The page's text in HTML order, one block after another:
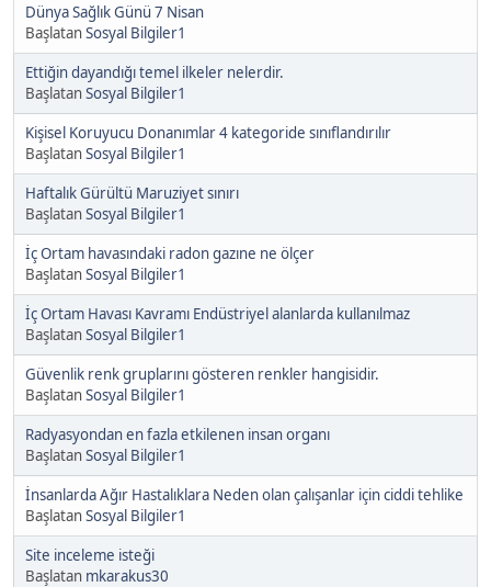
Dünya Sağlık Günü 7 Nisan
BaşlatanSosyal Bilgiler1
Ettiğin dayandığı temel ilkeler nelerdir.
BaşlatanSosyal Bilgiler1
Kişisel Koruyucu Donanımlar 4 kategoride sınıflandırılır
BaşlatanSosyal Bilgiler1
Haftalık Gürültü Maruziyet sınırı
BaşlatanSosyal Bilgiler1
İç Ortam havasındaki radon gazıne ne ölçer
BaşlatanSosyal Bilgiler1
İç Ortam Havası Kavramı Endüstriyel alanlarda kullanılmaz
BaşlatanSosyal Bilgiler1
Güvenlik renk gruplarını gösteren renkler hangisidir.
BaşlatanSosyal Bilgiler1
Radyasyondan en fazla etkilenen insan organı
BaşlatanSosyal Bilgiler1
İnsanlarda Ağır Hastalıklara Neden olan çalışanlar için ciddi tehlike
BaşlatanSosyal Bilgiler1
Site inceleme isteği
Başlatan mkarakus30